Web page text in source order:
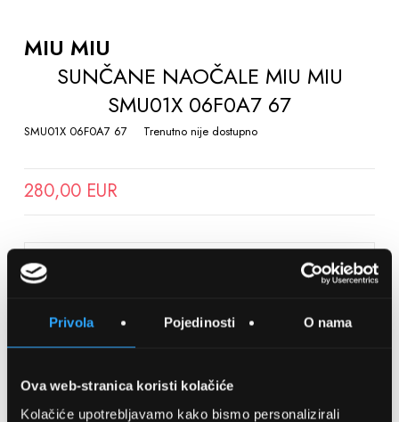
Privola Pojedinosti O nama
Ova web-stranica koristi kolačiće
Kolačiće upotrebljavamo kako bismo personalizirali
THE
BEGINNING
GALLERY
MIU MIU
SUNČANE NAOČALE MIU MIU
SMU01X 06F0A7 67
SMU01X 06F0A7 67 Trenutno nije dostupno
280,00 EUR
SPREMITE NA LISTU ŽELJA
Detalji